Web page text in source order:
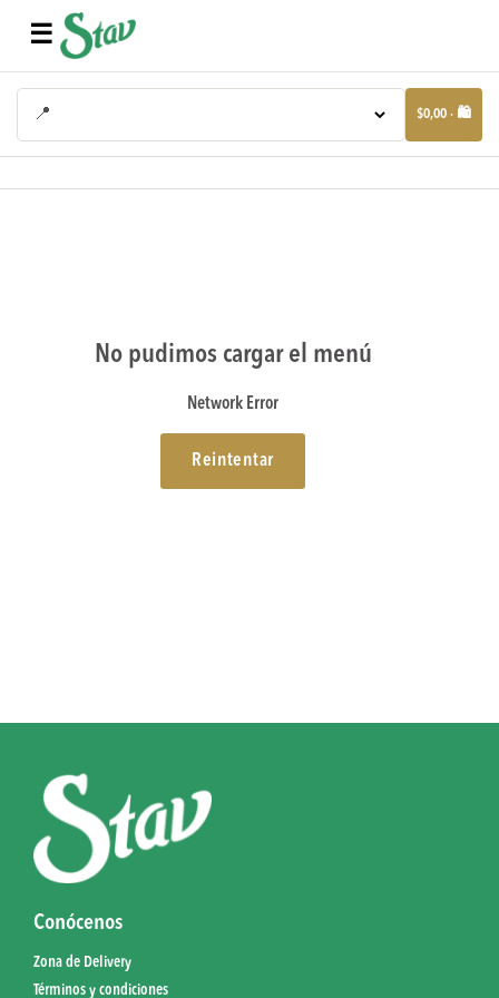
☰
📍 $0,00 · 🛍️
No pudimos cargar el menú
Network Error
Reintentar
Conócenos
Zona de Delivery
Términos y condiciones